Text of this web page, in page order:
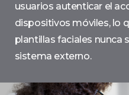
usuarios autenticar el
dispositivos móviles, lo
plantillas faciales nunca
sistema externo.​